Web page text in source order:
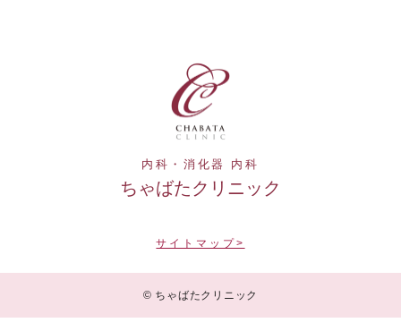
内科・消化器 内科
ちゃばたクリニック
サイトマップ>
© ちゃばたクリニック